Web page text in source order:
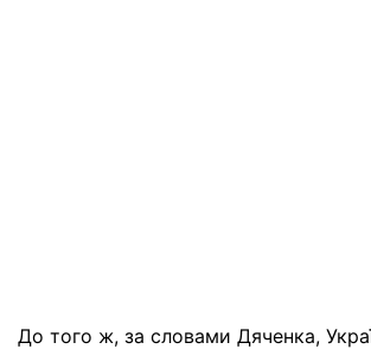
До того ж, за словами Дяченка,